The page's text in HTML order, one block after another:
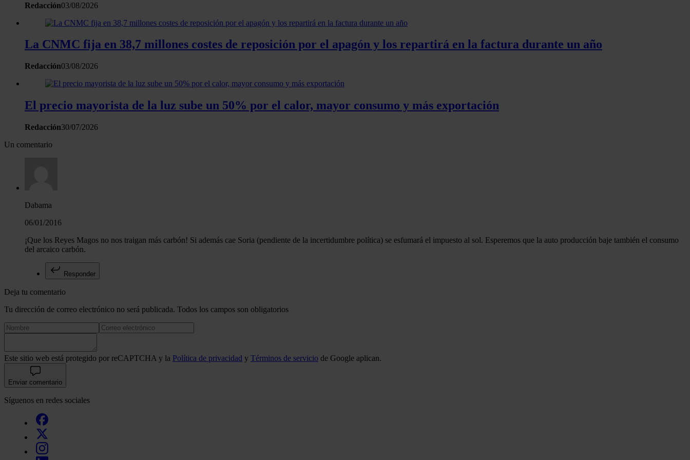
Redacción03/08/2026
La CNMC fija en 38,7 millones costes de reposición por el apagón y los repartirá en la factura durante un año
Redacción03/08/2026
El precio mayorista de la luz sube un 50% por el calor, mayor consumo y más exportación
Redacción30/07/2026
Un comentario
Dabama
06/01/2016
¡Que los Reyes Magos no nos traigan más carbón! Si además cae Soria (pendiente de la incertidumbre política) se esfumará el impuesto al sol. Esperemos que la auto producción baje también el consumo
del arcaico carbón.
Responder
Deja tu comentario
Tu dirección de correo electrónico no será publicada. Todos los campos son obligatorios
Este sitio web está protegido por reCAPTCHA y la Política de privacidad y Términos de servicio de Google aplican.
Enviar comentario
Síguenos en redes sociales